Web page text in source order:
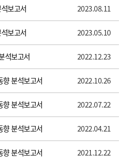
보고서 2023.08.11
보고서 2023.05.10
석보고서 2022.12.23
향 분석보고서 2022.10.26
향 분석보고서 2022.07.22
향 분석보고서 2022.04.21
향 분석보고서 2021.12.22